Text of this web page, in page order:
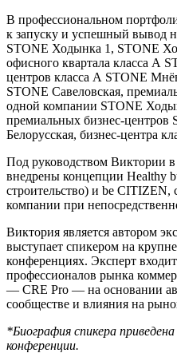
В профессиональном
к запуску и успешный вывод
STONE Ходынка 1, STONE
офисного квартала класса А
центров класса А STONE
STONE Савеловская,
одной компании STONE
премиальных бизнес-
Белорусская, бизнес-центра
Под руководством Виктории
внедрены концепции Healthy
строительство) и be CITIZEN,
компании при
Виктория является автором
выступает спикером на
конференциях. Эксперт
профессионалов рынка
— CRE Pro — на основании
сообществе и влияния на
*Биография спикера
конференции.